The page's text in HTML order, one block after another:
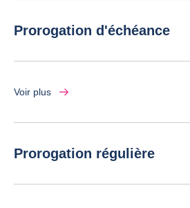
Prorogation d'échéance
Voir plus
Prorogation régulière